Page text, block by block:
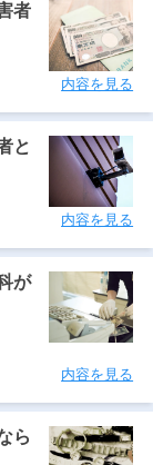
者
内容を見る
と
内容を見る
が
内容を見る
ら